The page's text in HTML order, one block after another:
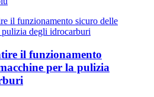
il funzionamento
per la pulizia